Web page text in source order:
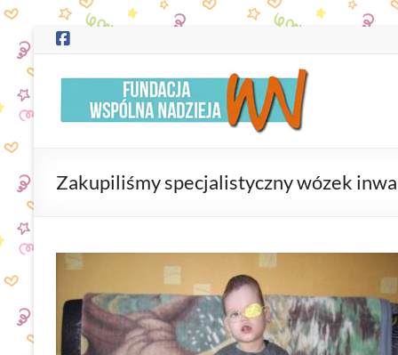
Skip
content
Fundacja
"Wspólna
Zakupiliśmy specjalistyczny wózek